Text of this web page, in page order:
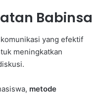
Babinsa
yang efektif
meningkatkan
metode